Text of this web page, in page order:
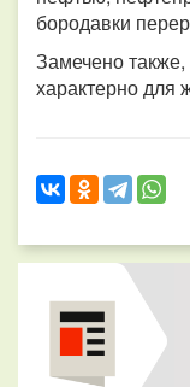
бородавки
Замечено
характерно для